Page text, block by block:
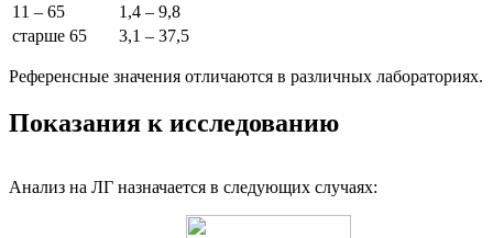
11 – 65
1,4 – 9,8
старше 65
3,1 – 37,5
Референсные значения отличаются в различных лабораториях.
Показания к исследованию
Анализ на ЛГ назначается в следующих случаях: